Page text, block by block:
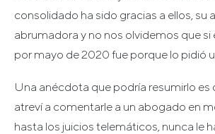
consolidado ha sido gracias a ellos, su
abrumadora y no nos olvidemos que
por mayo de 2020 fue porque lo pidió
Una anécdota que podría resumirlo es
atreví a comentarle a un abogado en
hasta los juicios telemáticos, nunca le